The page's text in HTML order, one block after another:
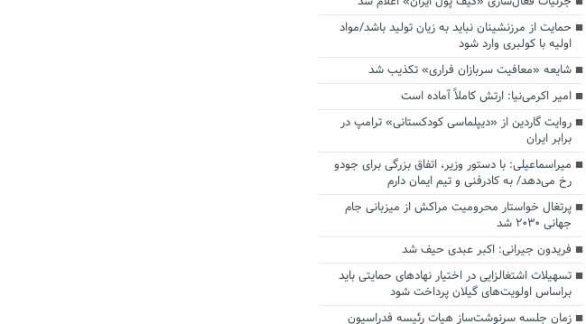
حمایت از مرزنشینان نباید به زیان تولید باشد/مواد
اولیه با کولبری وارد شود
شایعه «معافیت سربازان فراری» تکذیب شد
امیر اکرمی‌نیا: ارتش کاملاً آماده است
روایت گاردین از «دیپلماسی کودکستانی» ترامپ در
برابر ایران
میراسماعیلی: با دستور وزیر، اتفاق بزرگی برای جودو
رخ می‌دهد/ به کادرفنی و تیم ایمان دارم
پرتغال خواستار محرومیت مراکش از میزبانی جام
جهانی ۲۰۳۰ شد
فریدون جیرانی: اکبر عبدی حیف شد
تسهیلات اشتغالزایی در اختیار نهادهای حمایتی باید
براساس اولویت‌های گیلان پرداخت شود
زمان جلسه سرنوشت‌ساز هیات رئیسه فدراسیون